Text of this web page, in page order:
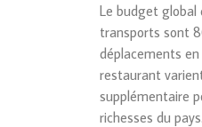
Le budget global
transports sont
déplacements
restaurant
supplémentaire
richesses du pays.